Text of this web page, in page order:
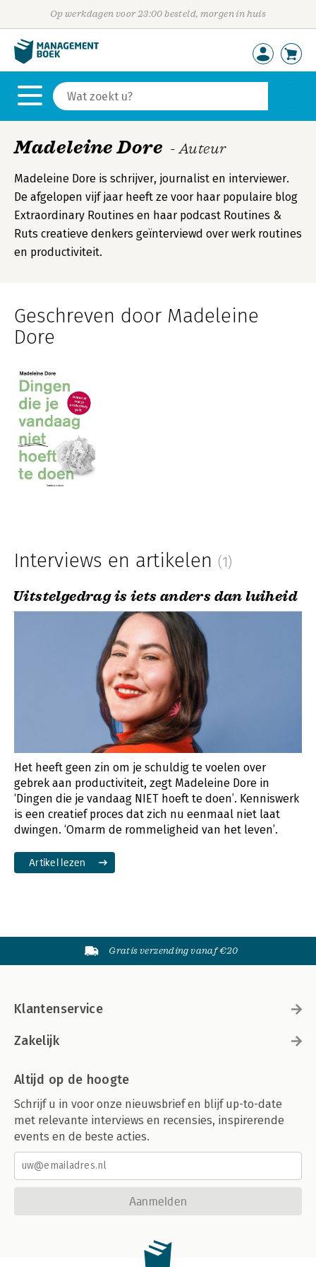
Op werkdagen voor 23:00 besteld, morgen in huis
Madeleine Dore - Auteur
Madeleine Dore is schrijver, journalist en interviewer.
De afgelopen vijf jaar heeft ze voor haar populaire blog
Extraordinary Routines en haar podcast Routines &
Ruts creatieve denkers geïnterviewd over werk routines
en productiviteit.
Geschreven door Madeleine
Dore
Interviews en artikelen (1)
Uitstelgedrag is iets anders dan luiheid
Het heeft geen zin om je schuldig te voelen over
gebrek aan productiviteit, zegt Madeleine Dore in
‘Dingen die je vandaag NIET hoeft te doen’. Kenniswerk
is een creatief proces dat zich nu eenmaal niet laat
dwingen. ‘Omarm de rommeligheid van het leven’.
Artikel lezen
Gratis verzending vanaf €20
Klantenservice
Zakelijk
Altijd op de hoogte
Schrijf u in voor onze nieuwsbrief en blijf up-to-date
met relevante interviews en recensies, inspirerende
events en de beste acties.
Aanmelden